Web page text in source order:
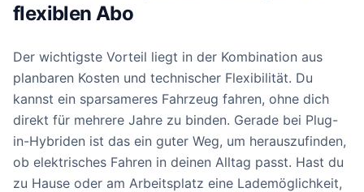
flexiblen Abo
Der wichtigste Vorteil liegt in der Kombination aus
planbaren Kosten und technischer Flexibilität. Du
kannst ein sparsameres Fahrzeug fahren, ohne dich
direkt für mehrere Jahre zu binden. Gerade bei Plug-
in-Hybriden ist das ein guter Weg, um herauszufinden,
ob elektrisches Fahren in deinen Alltag passt. Hast du
zu Hause oder am Arbeitsplatz eine Lademöglichkeit,